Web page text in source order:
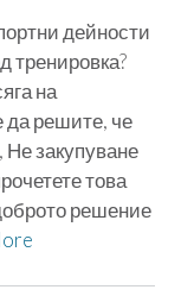
дейности
тренировка?
на
да решите, че
закупуване
това
решение